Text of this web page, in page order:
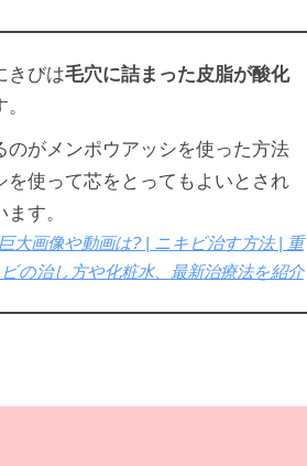
きびは毛穴に詰まった皮脂が酸化
がメンポウアッシを使った方法
使って芯をとってもよいとされ
す。
大画像や動画は? | ニキビ治す方法 | 重
の治し方や化粧水、最新治療法を紹介